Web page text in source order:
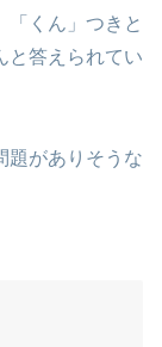
「くん」つきと
と答えられてい
題がありそうな